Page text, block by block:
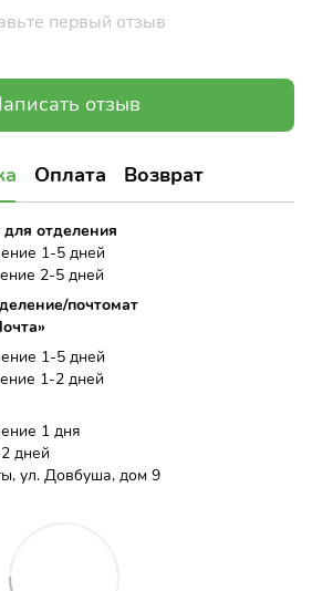
первый отзыв
отзыв
Оплата Возврат
отделения
1-5 дней
2-5 дней
почтомат
1-5 дней
1-2 дней
1 дня
дней
ул. Довбуша, дом 9